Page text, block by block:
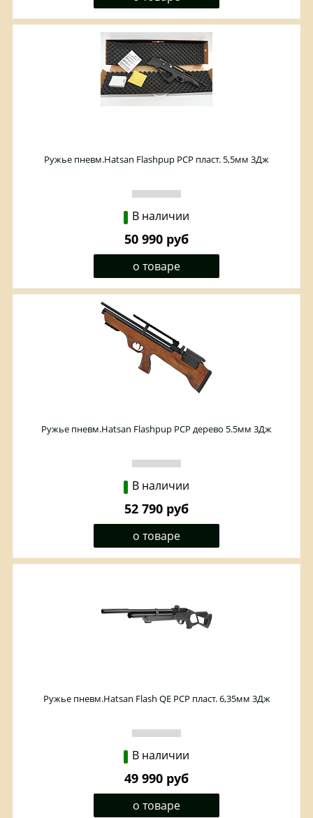
Ружье пневм.Hatsan Flashpup PCP пласт. 5,5мм 3Дж
В наличии
50 990 руб
о товаре
Ружье пневм.Hatsan Flashpup PCP дерево 5.5мм 3Дж
В наличии
52 790 руб
о товаре
Ружье пневм.Hatsan Flash QE PCP пласт. 6,35мм 3Дж
В наличии
49 990 руб
о товаре